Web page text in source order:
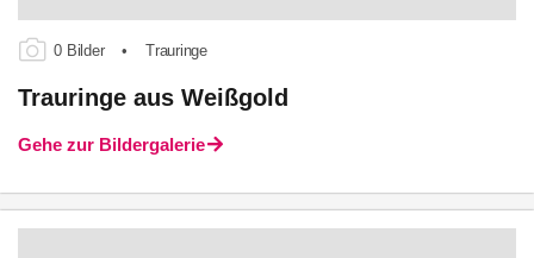
0 Bilder • Trauringe
Trauringe aus Weißgold
Gehe zur Bildergalerie